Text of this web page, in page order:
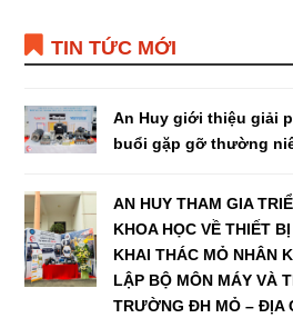
TIN TỨC MỚI
An Huy giới thiệu giải
buổi gặp gỡ thường
AN HUY THAM GIA
KHOA HỌC VỀ THIẾT
KHAI THÁC MỎ NHÂN
LẬP BỘ MÔN MÁY VÀ
TRƯỜNG ĐH MỎ – ĐỊA